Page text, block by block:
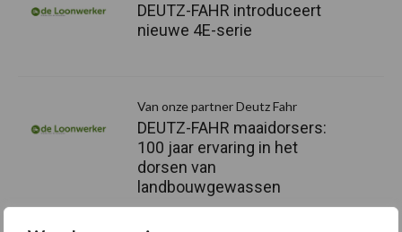
DEUTZ-FAHR introduceert
nieuwe 4E-serie
Van onze partner Deutz Fahr
DEUTZ-FAHR maaidorsers:
100 jaar ervaring in het
dorsen van
landbouwgewassen